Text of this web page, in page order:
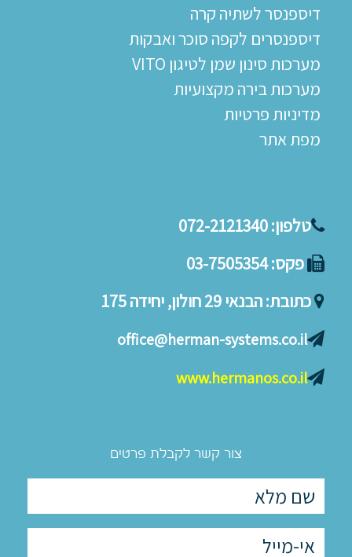
דיספנסר לשתיה קרה
דיספנסרים לקפה סוכר ואבקות
מערכות סינון שמן לטיגון VITO
מערכות בירה מקצועיות
מדיניות פרטיות
מפת אתר
טלפון:072-2121340
פקס:03-7505354
כתובת:הבנאי 29 חולון, יחידה 175
office@herman-systems.co.il
www.hermanos.co.il
צור קשר לקבלת פרטים